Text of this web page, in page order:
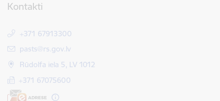
Kontakti
+371 67913300
E-pasts:
pasts@rs.gov.lv
Rūdolfa iela 5, LV 1012
+371 67075600